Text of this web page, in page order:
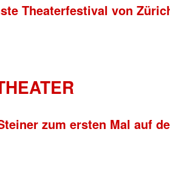
Theaterfestival von
zum ersten Mal auf